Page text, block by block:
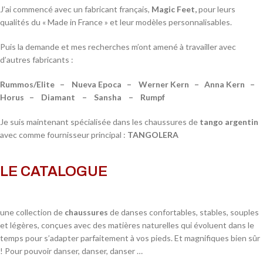
J’ai commencé avec un fabricant français, Magic Feet,pour leurs
qualités du « Made in France » et leur modèles personnalisables.
Puis la demande et mes recherches m’ont amené à travailler avec
d’autres fabricants :
Rummos/Elite – Nueva Epoca – Werner Kern – Anna Kern –
Horus – Diamant – Sansha – Rumpf
Je suis maintenant spécialisée dans les chaussures de tango argentin
avec comme fournisseur principal : TANGOLERA
LE CATALOGUE
une collection de chaussures de danses confortables, stables, souples
et légères, conçues avec des matières naturelles qui évoluent dans le
temps pour s’adapter parfaitement à vos pieds. Et magnifiques bien sûr
! Pour pouvoir danser, danser, danser …